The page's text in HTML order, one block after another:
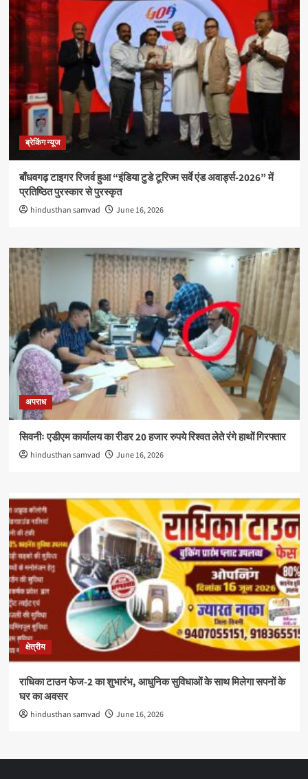
ब्रेकिंग न्यूज
बाँधवगढ़ टाइगर रिजर्व हुआ “इंडिया टुडे टूरिज्म सर्वे एंड अवार्ड्स-2026” में
प्रतिष्ठित पुरस्कार से पुरस्कृत
hindusthan samvad June 16, 2026
अपराध
सिवनीः एडीएम कार्यालय का रीडर 20 हजार रुपये रिश्वत लेते रंगे हाथों गिरफ्तार
hindusthan samvad June 16, 2026
क्षेत्रीय
राधिका टाउन फेज-2 का शुभारंभ, आधुनिक सुविधाओं के साथ मिलेगा सपनों के
घर का अवसर
hindusthan samvad June 16, 2026